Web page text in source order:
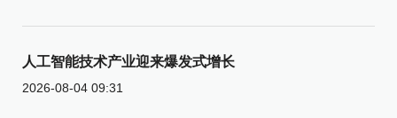
人工智能技术产业迎来爆发式增长
2026-08-04 09:31